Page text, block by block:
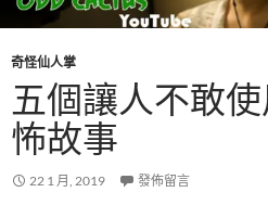
奇怪仙人掌
五個讓人不敢
怖故事
22 1 月, 2019 發佈留言